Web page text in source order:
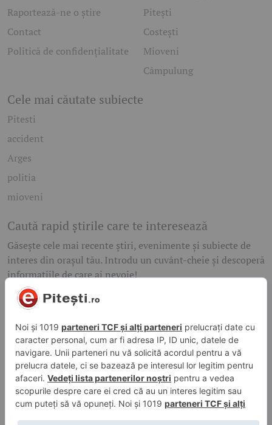
Raportează-ne o știre
Contact
Politică de confidențialitate
Pitești
Costești
Mioveni
Câmpulung
Cele mai căutate subiecte
Pitesti
accident
Arges
politia
mioveni
Caută rapid știrile care te interesează
Găsește cele mai recente știri, evenimente și subiecte de
interes din orașul tău. Introdu un cuvânt-cheie și descoperă
informațiile de care ai nevoie!
Caută
© 2026 ePitesti.ro | Toate drepturile rezervate. | Site
administrat deWebFixer.ro